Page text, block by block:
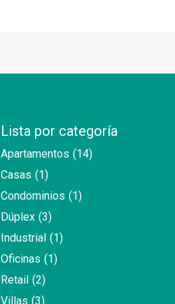
Lista por categoría
Apartamentos (14)
Casas (1)
Condominios (1)
Dúplex (3)
Industrial (1)
Oficinas (1)
Retail (2)
Villas (3)